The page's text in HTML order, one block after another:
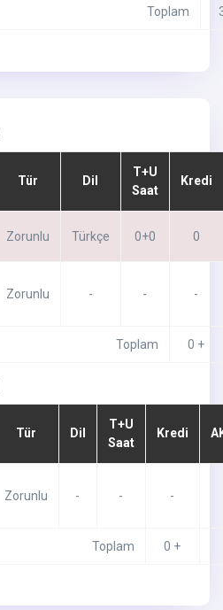
Toplam
Tür Dil
T+U
Saat
Kredi
Zorunlu Türkçe 0+0 0
Zorunlu - - -
Toplam 0 +
Tür Dil
T+U
Saat
Kredi
Zorunlu - - -
Toplam 0 +